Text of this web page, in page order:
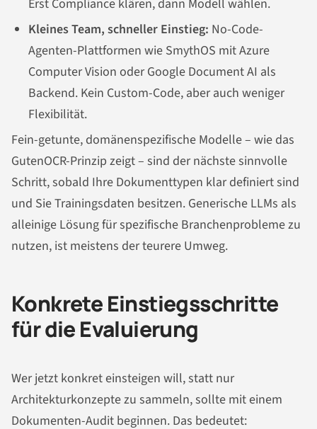
Erst Compliance klären, dann Modell wählen.
Kleines Team, schneller Einstieg: No-Code-
Agenten-Plattformen wie SmythOS mit Azure
Computer Vision oder Google Document AI als
Backend. Kein Custom-Code, aber auch weniger
Flexibilität.
Fein-getunte, domänenspezifische Modelle – wie das
GutenOCR-Prinzip zeigt – sind der nächste sinnvolle
Schritt, sobald Ihre Dokumenttypen klar definiert sind
und Sie Trainingsdaten besitzen. Generische LLMs als
alleinige Lösung für spezifische Branchenprobleme zu
nutzen, ist meistens der teurere Umweg.
Konkrete Einstiegsschritte
für die Evaluierung
Wer jetzt konkret einsteigen will, statt nur
Architekturkonzepte zu sammeln, sollte mit einem
Dokumenten-Audit beginnen. Das bedeutet: